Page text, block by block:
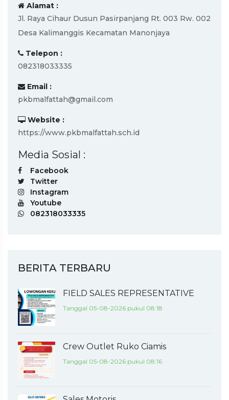
Alamat :
Jl. Raya Cihaur Dusun Pasirpanjang Rt. 003 Rw. 002
Desa Kalimanggis Kecamatan Manonjaya
Telepon :
082318033335
Email :
pkbmalfattah@gmail.com
Website :
https://www.pkbmalfattah.sch.id
Media Sosial :
Facebook
Twitter
Instagram
Youtube
082318033335
BERITA TERBARU
FIELD SALES REPRESENTATIVE
Tanggal 05-08-2026 pukul 08:18
Crew Outlet Ruko Ciamis
Tanggal 05-08-2026 pukul 08:16